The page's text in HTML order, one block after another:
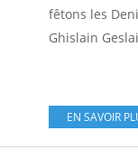
fêtons les
Ghislain
EN SAVOIR